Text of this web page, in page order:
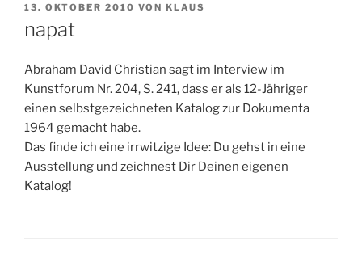
VERÖFFENTLICHT
13. OKTOBER 2010 VON KLAUS
napat
Abraham David Christian sagt im Interview im
Kunstforum Nr. 204, S. 241, dass er als 12-Jähriger
einen selbstgezeichneten Katalog zur Dokumenta
1964 gemacht habe.
Das finde ich eine irrwitzige Idee: Du gehst in eine
Ausstellung und zeichnest Dir Deinen eigenen
Katalog!